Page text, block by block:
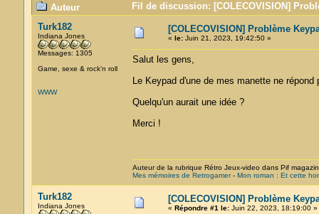
Auteur
Fil de discussion: [COLECOVISION]
Turk182
Indiana Jones
Messages: 1305
Game, sexe & rock'n roll
WWW
[COLECOVISION] Problème
« le:Juin 21, 2023, 19:42:50 »
Salut les gens,
Le Keypad d'une de mes manette ne
Quelqu'un aurait une idée ?
Merci !
Auteur de la rubrique Rétro Jeux-video dans Pif
Mes mémoires de Retrogamer- Mon roman : Et cette
Turk182
Indiana Jones
[COLECOVISION] Problème
« Répondre #1 le:Juin 22, 2023, 18:19:00 »